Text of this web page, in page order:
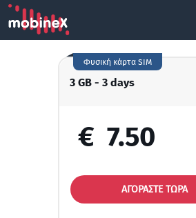
3 GB - 3 days
Φυσική κάρτα SIM
€ 7.50
ΑΓΟΡΑΣΤΕ ΤΩΡΑ